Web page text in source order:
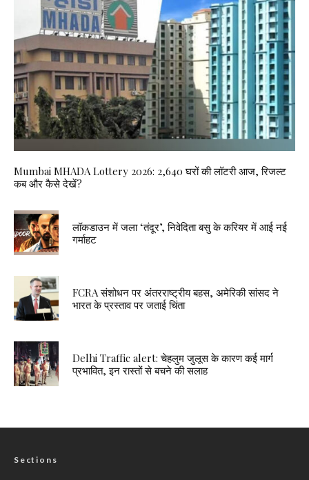
Mumbai MHADA Lottery 2026: 2,640 घरों की लॉटरी आज, रिजल्ट
कब और कैसे देखें?
लॉकडाउन में जला ‘तंदूर’, निवेदिता बसु के करियर में आई नई
गर्माहट
FCRA संशोधन पर अंतरराष्ट्रीय बहस, अमेरिकी सांसद ने
भारत के प्रस्ताव पर जताई चिंता
Delhi Traffic alert: चेहलुम जुलूस के कारण कई मार्ग
प्रभावित, इन रास्तों से बचने की सलाह
Sections